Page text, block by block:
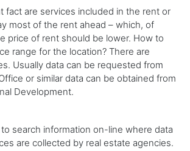
fact are services included in the rent or
most of the rent ahead – which, of
price of rent should be lower. How to
range for the location? There are
Usually data can be requested from
or similar data can be obtained from
Development.
search information on-line where data
are collected by real estate agencies.